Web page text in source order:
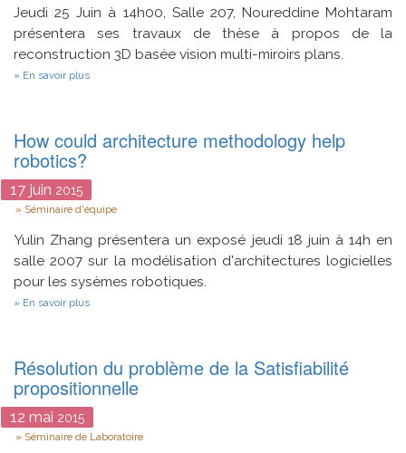
Jeudi 25 Juin à 14h00, Salle 207, Noureddine Mohtaram
présentera ses travaux de thèse à propos de la
reconstruction 3D basée vision multi-miroirs plans.
En savoir plus
How could architecture methodology help
robotics?
17 juin 2015
Type
Séminaire d'équipe
Yulin Zhang présentera un exposé jeudi 18 juin à 14h en
salle 2007 sur la modélisation d'architectures logicielles
pour les sysèmes robotiques.
En savoir plus
help
robotics?
Résolution du problème de la Satisfiabilité
propositionnelle
12 mai 2015
Type
Séminaire de Laboratoire